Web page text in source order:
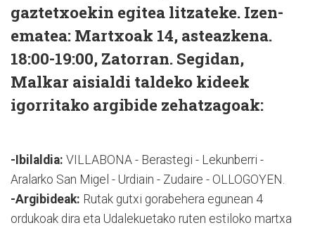
gaztetxoekin egitea litzateke. Izen-
ematea: Martxoak 14, asteazkena.
18:00-19:00, Zatorran. Segidan,
Malkar aisialdi taldeko kideek
igorritako argibide zehatzagoak:
-Ibilaldia: VILLABONA - Berastegi - Lekunberri -
Aralarko San Migel - Urdiain - Zudaire - OLLOGOYEN.
-Argibideak: Rutak gutxi gorabehera egunean 4
ordukoak dira eta Udalekuetako ruten estiloko martxa